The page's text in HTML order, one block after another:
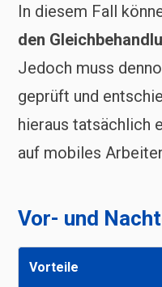
In diesem Fall
den
Jedoch muss
geprüft und
hieraus tatsächlich
auf mobiles
Vor- und
Vorteile